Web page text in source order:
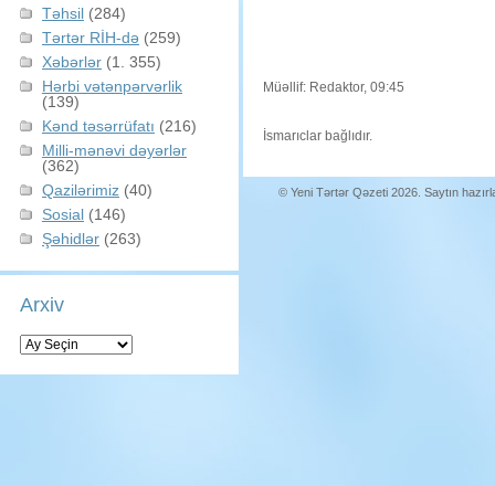
Təhsil (284)
Tərtər RİH-də (259)
Xəbərlər (1. 355)
Hərbi vətənpərvərlik
(139)
Kənd təsərrüfatı (216)
Milli-mənəvi dəyərlər
(362)
Qazilərimiz (40)
Sosial (146)
Şəhidlər (263)
Arxiv
Arxiv
Müəllif: Redaktor, 09:45
İsmarıclar bağlıdır.
© Yeni Tərtər Qəzeti 2026. Saytın